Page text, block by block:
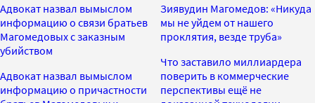
Адвокат назвал вымыслом
информацию о связи братьев
Магомедовых с заказным
убийством
Адвокат назвал вымыслом
информацию о причастности
Зиявудин Магомедов: «Никуда
мы не уйдем от нашего
проклятия, везде труба»
Что заставило миллиардера
поверить в коммерческие
перспективы ещё не